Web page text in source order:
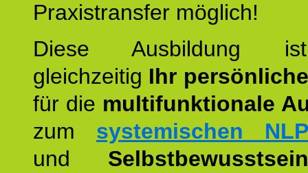
Praxistransfer möglich!
Diese Ausbildung
gleichzeitig Ihr
für die multifunktionale
zum systemischen
und